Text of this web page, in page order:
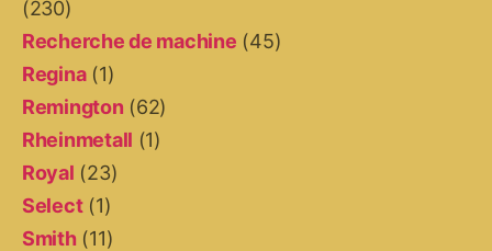
(230)
Recherche de machine (45)
Regina(1)
Remington (62)
Rheinmetall (1)
Royal (23)
Select(1)
Smith(11)